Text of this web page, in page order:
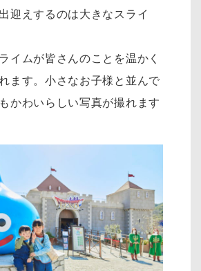
迎えするのは大きなスライ
イムが皆さんのことを温かく
ます。小さなお子様と並んで
かわいらしい写真が撮れます